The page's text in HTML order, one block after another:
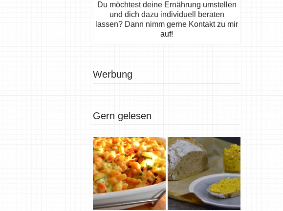
Du möchtest deine Ernährung umstellen
und dich dazu individuell beraten
lassen? Dann nimm gerne Kontakt zu mir
auf!
Werbung
Gern gelesen